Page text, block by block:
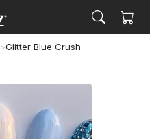
>Glitter Blue Crush